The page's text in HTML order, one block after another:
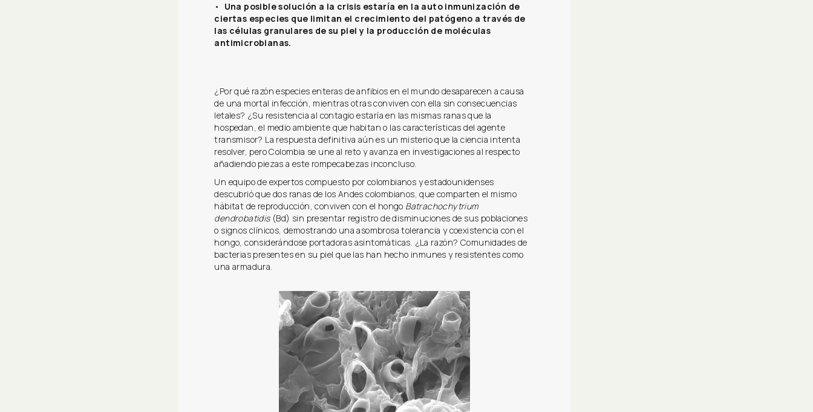
• Una posible solución a la crisis estaría en la auto inmunización de
ciertas especies que limitan el crecimiento del patógeno a través de
las células granulares de su piel y la producción de moléculas
antimicrobianas.
¿Por qué razón especies enteras de anfibios en el mundo desaparecen a causa
de una mortal infección, mientras otras conviven con ella sin consecuencias
letales? ¿Su resistencia al contagio estaría en las mismas ranas que la
hospedan, el medio ambiente que habitan o las características del agente
transmisor? La respuesta definitiva aún es un misterio que la ciencia intenta
resolver, pero Colombia se une al reto y avanza en investigaciones al respecto
añadiendo piezas a este rompecabezas inconcluso.
Un equipo de expertos compuesto por colombianos y estadounidenses
descubrió que dos ranas de los Andes colombianos, que comparten el mismo
hábitat de reproducción, conviven con el hongo Batrachochytrium
dendrobatidis(Bd) sin presentar registro de disminuciones de sus poblaciones
o signos clínicos, demostrando una asombrosa tolerancia y coexistencia con el
hongo, considerándose portadoras asintomáticas. ¿La razón? Comunidades de
bacterias presentes en su piel que las han hecho inmunes y resistentes como
una armadura.